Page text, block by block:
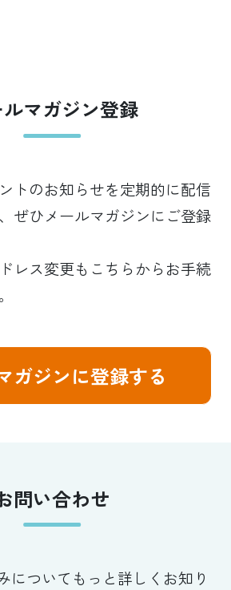
ルマガジン登録
トのお知らせを定期的に配信
ぜひメールマガジンにご登録
レス変更もこちらからお手続
ガジンに登録する
問い合わせ
についてもっと詳しくお知り